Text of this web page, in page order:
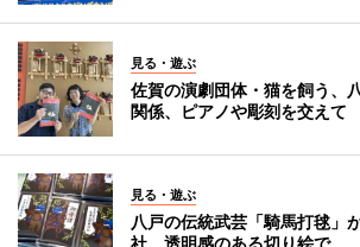
見る・遊ぶ
佐賀の演劇団体・猫を飼う
関係、ピアノや彫刻を交えて
見る・遊ぶ
八戸の伝統武芸「騎馬打毬
社、透明感のある切り絵で